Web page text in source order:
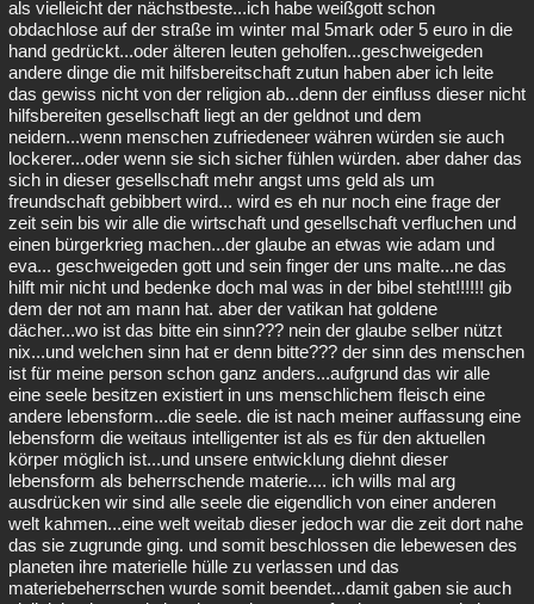
als vielleicht der nächstbeste...ich habe weißgott schon
obdachlose auf der straße im winter mal 5mark oder 5 euro in die
hand gedrückt...oder älteren leuten geholfen...geschweigeden
andere dinge die mit hilfsbereitschaft zutun haben aber ich leite
das gewiss nicht von der religion ab...denn der einfluss dieser nicht
hilfsbereiten gesellschaft liegt an der geldnot und dem
neidern...wenn menschen zufriedeneer währen würden sie auch
lockerer...oder wenn sie sich sicher fühlen würden. aber daher das
sich in dieser gesellschaft mehr angst ums geld als um
freundschaft gebibbert wird... wird es eh nur noch eine frage der
zeit sein bis wir alle die wirtschaft und gesellschaft verfluchen und
einen bürgerkrieg machen...der glaube an etwas wie adam und
eva... geschweigeden gott und sein finger der uns malte...ne das
hilft mir nicht und bedenke doch mal was in der bibel steht!!!!!! gib
dem der not am mann hat. aber der vatikan hat goldene
dächer...wo ist das bitte ein sinn??? nein der glaube selber nützt
nix...und welchen sinn hat er denn bitte??? der sinn des menschen
ist für meine person schon ganz anders...aufgrund das wir alle
eine seele besitzen existiert in uns menschlichem fleisch eine
andere lebensform...die seele. die ist nach meiner auffassung eine
lebensform die weitaus intelligenter ist als es für den aktuellen
körper möglich ist...und unsere entwicklung diehnt dieser
lebensform als beherrschende materie.... ich wills mal arg
ausdrücken wir sind alle seele die eigendlich von einer anderen
welt kahmen...eine welt weitab dieser jedoch war die zeit dort nahe
das sie zugrunde ging. und somit beschlossen die lebewesen des
planeten ihre materielle hülle zu verlassen und das
materiebeherrschen wurde somit beendet...damit gaben sie auch